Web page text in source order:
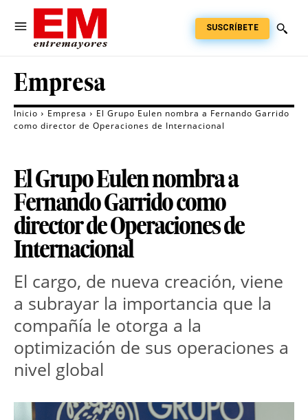
SUSCRÍBETE
Empresa
Inicio Empresa
El Grupo Eulen nombra a Fernando Garrido
como director de Operaciones de Internacional
El Grupo Eulen nombra a
Fernando Garrido como
director de Operaciones de
Internacional
El cargo, de nueva creación, viene
a subrayar la importancia que la
compañía le otorga a la
optimización de sus operaciones a